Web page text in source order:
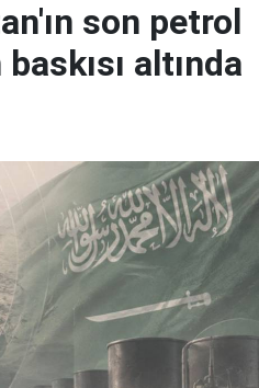
son petrol
altında